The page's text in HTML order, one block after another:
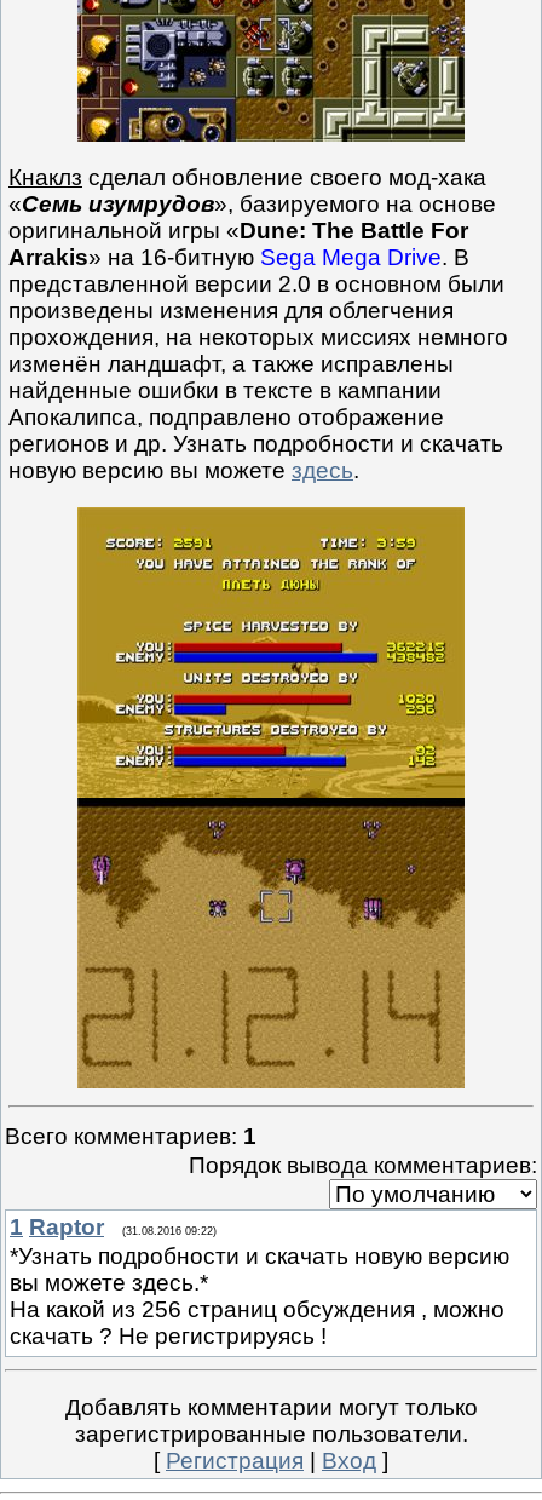
Кнаклз сделал обновление своего мод-хака
«Семь изумрудов», базируемого на основе
оригинальной игры «Dune: The Battle For
Arrakis» на 16-битную Sega Mega Drive. В
представленной версии 2.0 в основном были
произведены изменения для облегчения
прохождения, на некоторых миссиях немного
изменён ландшафт, а также исправлены
найденные ошибки в тексте в кампании
Апокалипса, подправлено отображение
регионов и др. Узнать подробности и скачать
новую версию вы можете здесь.
Всего комментариев: 1
Порядок вывода комментариев:
1 Raptor (31.08.2016 09:22)
*Узнать подробности и скачать новую версию
вы можете здесь.*
На какой из 256 страниц обсуждения , можно
скачать ? Не регистрируясь !
Добавлять комментарии могут только
зарегистрированные пользователи.
[ Регистрация Вход ]